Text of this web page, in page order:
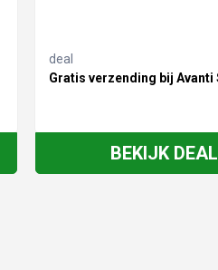
deal
Gratis verzending bij Avanti
BEKIJK DEAL